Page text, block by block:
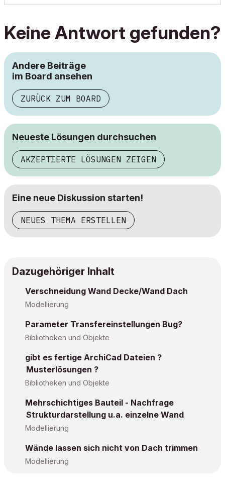
Keine Antwort gefunden?
Andere Beiträge
im Board ansehen
ZURÜCK ZUM BOARD
Neueste Lösungen durchsuchen
AKZEPTIERTE LÖSUNGEN ZEIGEN
Eine neue Diskussion starten!
NEUES THEMA ERSTELLEN
Dazugehöriger Inhalt
Verschneidung Wand Decke/Wand Dach
Modellierung
Parameter Transfereinstellungen Bug?
Bibliotheken und Objekte
gibt es fertige ArchiCad Dateien ?
Musterlösungen ?
Bibliotheken und Objekte
Mehrschichtiges Bauteil - Nachfrage
Strukturdarstellung u.a. einzelne Wand
Modellierung
Wände lassen sich nicht von Dach trimmen
Modellierung